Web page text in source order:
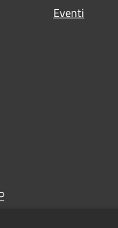
Eventi